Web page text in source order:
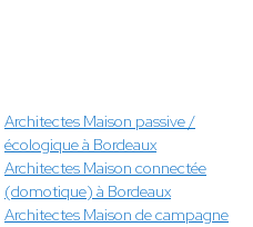
Architectes Maison passive /
écologique à Bordeaux
Architectes Maison connectée
(domotique) à Bordeaux
Architectes Maison de campagne